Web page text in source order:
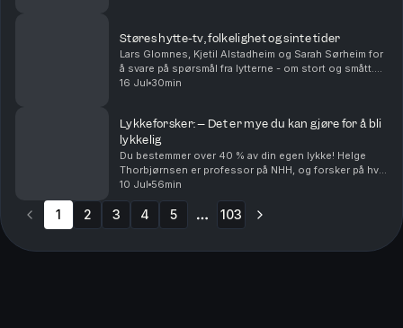
Støres hytte-tv, folkelighet og sinte tider
Lars Glomnes, Kjetil Alstadheim og Sarah Sørheim for
å svare på spørsmål fra lytterne - om stort og smått.
Hvor stor skal en hytte-tv være? Er det mulig å være
16 Jul 30min
Lykkeforsker: – Det er mye du kan gjøre for å bli
lykkelig
Du bestemmer over 40 % av din egen lykke! Helge
Thorbjørnsen er professor på NHH, og forsker på hva
som gjør oss lykkelige. Han forteller hva som er de
verste lykketyvene, og hvilke ting du bør fokuse...
10 Jul 56min
1 2 3 4 5 103